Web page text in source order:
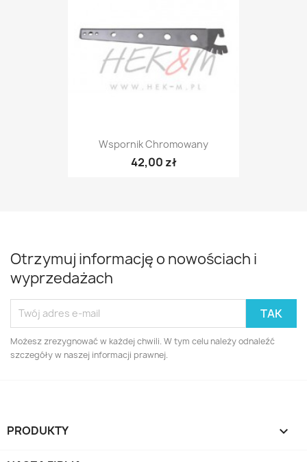
Wspornik Chromowany
42,00 zł
Otrzymuj informację o nowościach i
wyprzedażach
Możesz zrezygnować w każdej chwili. W tym celu należy odnaleźć
szczegóły w naszej informacji prawnej.
PRODUKTY 